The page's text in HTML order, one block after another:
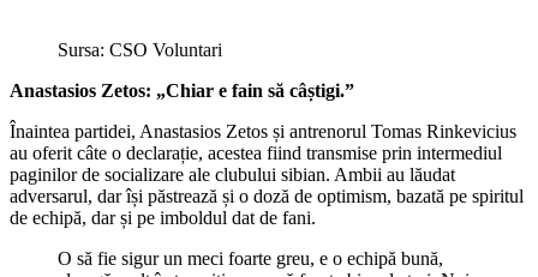
Sursa: CSO Voluntari
Anastasios Zetos: „Chiar e fain să câștigi.”
Înaintea partidei, Anastasios Zetos și antrenorul Tomas Rinkevicius
au oferit câte o declarație, acestea fiind transmise prin intermediul
paginilor de socializare ale clubului sibian. Ambii au lăudat
adversarul, dar își păstrează și o doză de optimism, bazată pe spiritul
de echipă, dar și pe imboldul dat de fani.
O să fie sigur un meci foarte greu, e o echipă bună,